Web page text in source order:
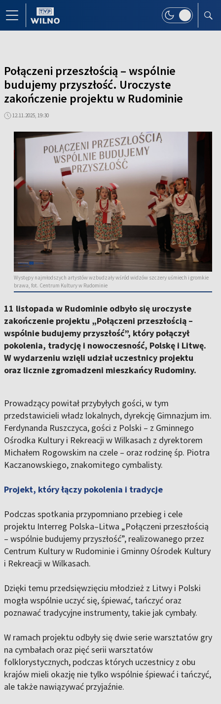
Połączeni przeszłością – wspólnie
budujemy przyszłość. Uroczyste
zakończenie projektu w Rudominie
12.11.2025, 19:30
Występy najmłodszych artystów wzbudzały wśród widzów szczery uśmiech i gromkie
brawa, fot. Centrum Kultury w Rudominie
11 listopada w Rudominie odbyło się uroczyste
zakończenie projektu „Połączeni przeszłością –
wspólnie budujemy przyszłość”, który połączył
pokolenia, tradycję i nowoczesność, Polskę i Litwę.
W wydarzeniu wzięli udział uczestnicy projektu
oraz licznie zgromadzeni mieszkańcy Rudominy.
Prowadzący powitał przybyłych gości, w tym
przedstawicieli władz lokalnych, dyrekcję Gimnazjum im.
Ferdynanda Ruszczyca, gości z Polski – z Gminnego
Ośrodka Kultury i Rekreacji w Wilkasach z dyrektorem
Michałem Rogowskim na czele – oraz rodzinę śp. Piotra
Kaczanowskiego, znakomitego cymbalisty.
Projekt, który łączy pokolenia i tradycje
Podczas spotkania przypomniano przebieg i cele
projektu Interreg Polska–Litwa „Połączeni przeszłością
– wspólnie budujemy przyszłość”, realizowanego przez
Centrum Kultury w Rudominie i Gminny Ośrodek Kultury
i Rekreacji w Wilkasach.
Dzięki temu przedsięwzięciu młodzież z Litwy i Polski
mogła wspólnie uczyć się, śpiewać, tańczyć oraz
poznawać tradycyjne instrumenty, takie jak cymbały.
W ramach projektu odbyły się dwie serie warsztatów gry
na cymbałach oraz pięć serii warsztatów
folklorystycznych, podczas których uczestnicy z obu
krajów mieli okazję nie tylko wspólnie śpiewać i tańczyć,
ale także nawiązywać przyjaźnie.